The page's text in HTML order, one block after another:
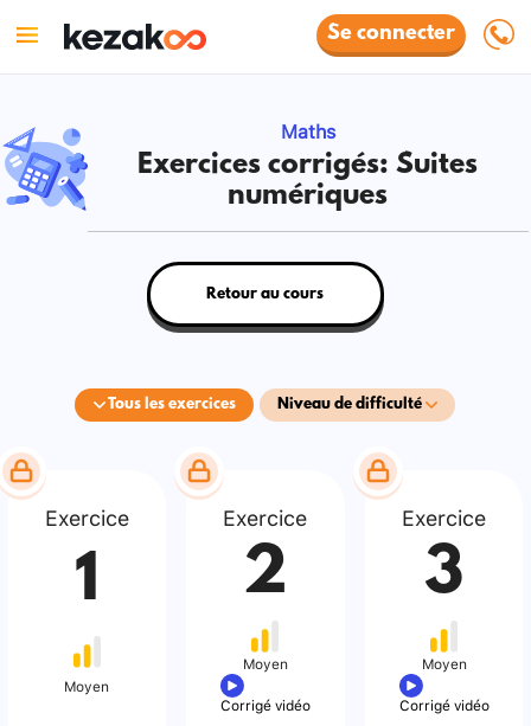
Se connecter
Maths
Exercices corrigés: Suites
numériques
Tous les exercices Niveau de difficulté
Retour au cours
Exercice
1
Moyen
Exercice
2
Moyen
Corrigé vidéo
Exercice
3
Moyen
Corrigé vidéo